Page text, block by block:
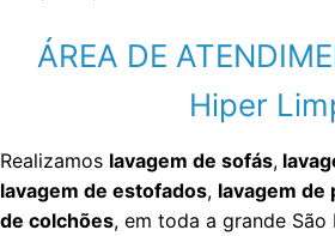
ÁREA DE
Hiper
Realizamos lavagem de sofás,
lavagem de estofados, lavagem de
de colchões, em toda a grande São